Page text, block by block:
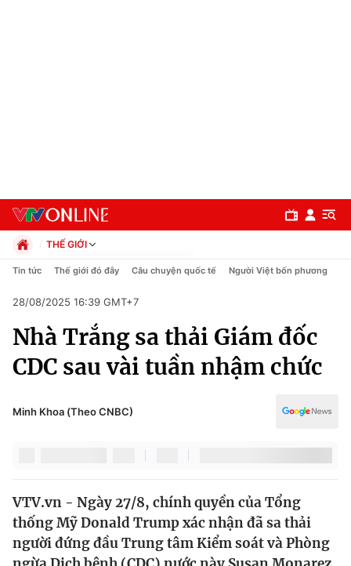
Chuyên mục
Chính trị
Thế giới
THẾ GIỚI
Chính trị
Pháp luật
Kinh tế
Thể thao
Truyền hình
Y tế
Tin tức Thế giới đó đây Câu chuyện quốc tế Người Việt bốn phương
28/08/2025 16:39 GMT+7
Nhà Trắng sa thải Giám đốc
CDC sau vài tuần nhậm chức
Minh Khoa (Theo CNBC)
VTV.vn - Ngày 27/8, chính quyền của Tổng
thống Mỹ Donald Trump xác nhận đã sa thải
người đứng đầu Trung tâm Kiểm soát và Phòng